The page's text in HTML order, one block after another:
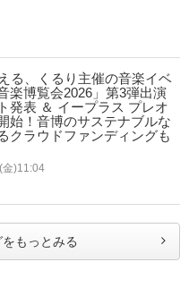
る、くるり主催の音楽イベ
楽博覧会2026」第3弾出演
発表 ＆ イープラス プレオ
始！音博のサステナブルな
クラウドファンディングも
金)11:04
もっとみる